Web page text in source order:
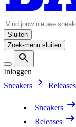
Sluiten
Zoek-menu sluiten
Inloggen
Sneakers
Releases
Sneakers
Releases